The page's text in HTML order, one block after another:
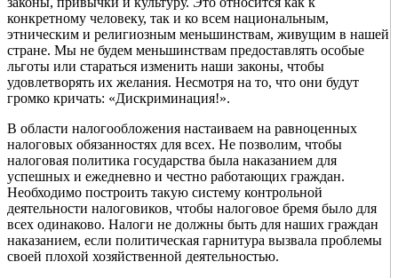
конкретному человеку, так и ко всем национальным,
этническим и религиозным меньшинствам, живущим в нашей
стране. Мы не будем меньшинствам предоставлять особые
льготы или стараться изменить наши законы, чтобы
удовлетворять их желания. Несмотря на то, что они будут
громко кричать: «Дискриминация!».
В области налогообложения настаиваем на равноценных
налоговых обязанностях для всех. Не позволим, чтобы
налоговая политика государства была наказанием для
успешных и ежедневно и честно работающих граждан.
Необходимо построить такую систему контрольной
деятельности налоговиков, чтобы налоговое бремя было для
всех одинаково. Налоги не должны быть для наших граждан
наказанием, если политическая гарнитура вызвала проблемы
своей плохой хозяйственной деятельностью.